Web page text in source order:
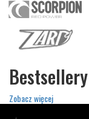
Bestsellery
Zobacz więcej